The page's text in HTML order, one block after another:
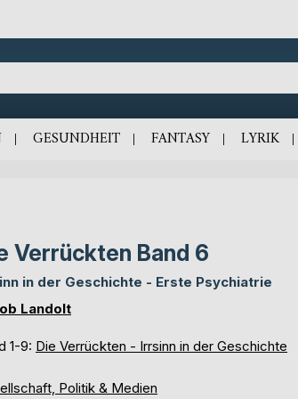
GESUNDHEIT FANTASY LYRIK
Verrückten Band 6
in der Geschichte - Erste Psychiatrie
Landolt
1-9: Die Verrückten - Irrsinn in der Geschichte
Politik & Medien